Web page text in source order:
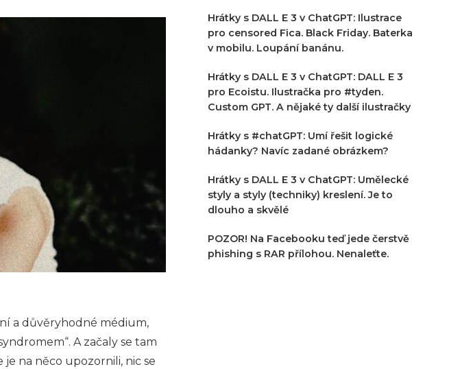
a důvěryhodné médium,
A začaly se tam
na něco upozornili, nic se
Hrátky s DALL E 3 v ChatGPT: Ilustrace
pro censored Fica. Black Friday. Baterka
v mobilu. Loupání banánu.
Hrátky s DALL E 3 v ChatGPT: DALL E 3
pro Ecoistu. Ilustračka pro #tyden.
Custom GPT. A nějaké ty další ilustračky
Hrátky s #chatGPT: Umí řešit logické
hádanky? Navíc zadané obrázkem?
Hrátky s DALL E 3 v ChatGPT: Umělecké
styly a styly (techniky) kreslení. Je to
dlouho a skvělé
POZOR! Na Facebooku teď jede čerstvě
phishing s RAR přílohou. Nenaleťte.